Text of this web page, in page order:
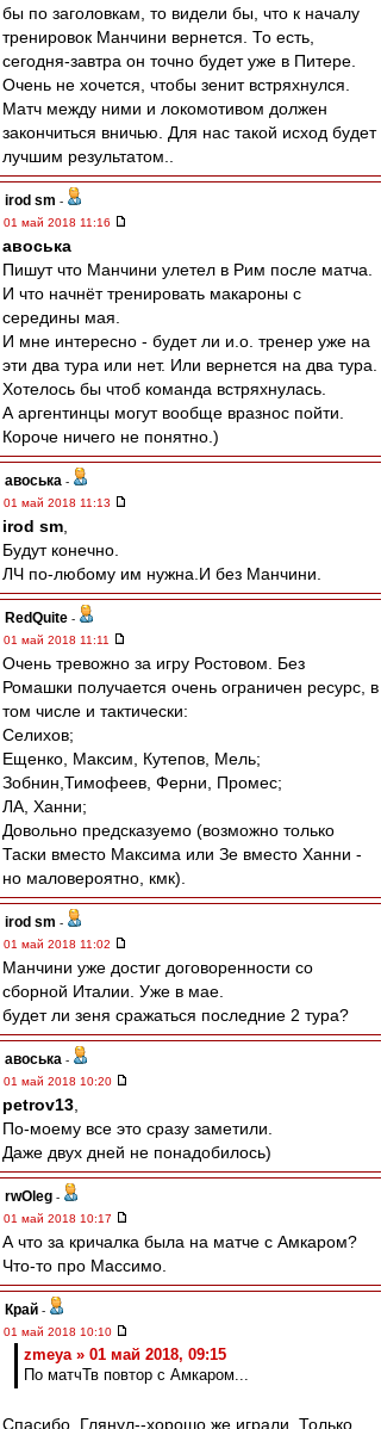
бы по заголовкам, то видели бы, что к началу
тренировок Манчини вернется. То есть,
сегодня-завтра он точно будет уже в Питере.
Очень не хочется, чтобы зенит встряхнулся.
Матч между ними и локомотивом должен
закончиться вничью. Для нас такой исход будет
лучшим результатом..
irod sm -
01 май 2018 11:16
авоська
Пишут что Манчини улетел в Рим после матча.
И что начнёт тренировать макароны с
середины мая.
И мне интересно - будет ли и.о. тренер уже на
эти два тура или нет. Или вернется на два тура.
Хотелось бы чтоб команда встряхнулась.
А аргентинцы могут вообще вразнос пойти.
Короче ничего не понятно.)
авоська -
01 май 2018 11:13
irod sm
Будут конечно.
ЛЧ по-любому им нужна.И без Манчини.
RedQuite -
01 май 2018 11:11
Очень тревожно за игру Ростовом. Без
Ромашки получается очень ограничен ресурс, в
том числе и тактически:
Селихов;
Ещенко, Максим, Кутепов, Мель;
Зобнин,Тимофеев, Ферни, Промес;
ЛА, Ханни;
Довольно предсказуемо (возможно только
Таски вместо Максима или Зе вместо Ханни -
но маловероятно, кмк).
irod sm -
01 май 2018 11:02
Манчини уже достиг договоренности со
сборной Италии. Уже в мае.
будет ли зеня сражаться последние 2 тура?
авоська -
01 май 2018 10:20
petrov13
По-моему все это сразу заметили.
Даже двух дней не понадобилось)
rwOleg -
01 май 2018 10:17
А что за кричалка была на матче с Амкаром?
Что-то про Массимо.
Край -
01 май 2018 10:10
zmeya » 01 май 2018, 09:15
По матчТв повтор с Амкаром...
Спасибо..Глянул--хорошо же играли..Только